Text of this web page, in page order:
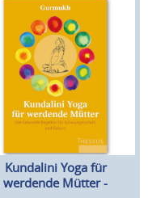
Kundalini Yoga für
werdende Mütter -